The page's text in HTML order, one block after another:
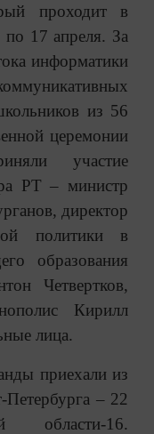
проходит в
по 17 апреля. За
информатики
из 56
церемонии
участие
РТ – министр
директор
политики в
образования
Четвертков,
Кирилл
лица.
приехали из
– 22
области-16.